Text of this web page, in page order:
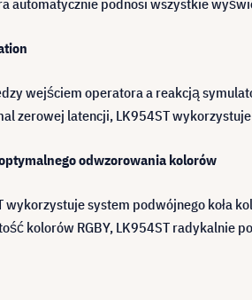
automatycznie podnosi wszystkie
wejściem operatora a reakcją
zerowej latencji, LK954ST
odwzorowania kolorów
wykorzystuje system podwójnego koła
kolorów RGBY, LK954ST radykalnie